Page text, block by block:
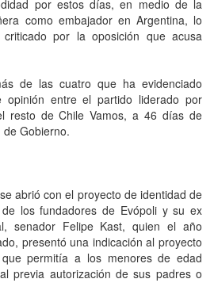
por estos días, en medio de la
como embajador en Argentina, lo
por la oposición que acusa
de las cuatro que ha evidenciado
opinión entre el partido liderado por
resto de Chile Vamos, a 46 días de
Gobierno.
abrió con el proyecto de identidad de
los fundadores de Evópoli y su ex
senador Felipe Kast, quien el año
presentó una indicación al proyecto
permitía a los menores de edad
previa autorización de sus padres o